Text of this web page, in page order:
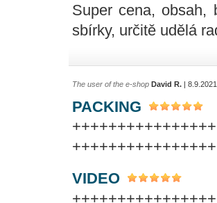
Super cena, obsah,
sbírky, určitě udělá
The user of the e-shop David R. |
PACKING
VIDEO